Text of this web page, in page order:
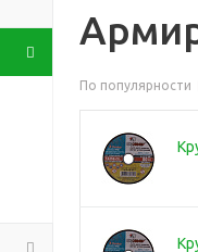
По популярности